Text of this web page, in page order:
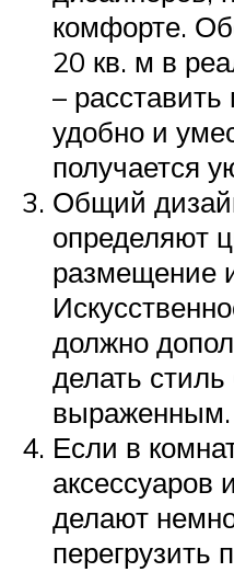
комфорте.
20 кв. м в
–
удобно и
получается
Общий
определяют
размещение
должно
делать
выраженным.
Если в
аксессуаров
делают
перегрузить